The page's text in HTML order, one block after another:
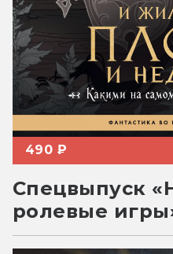
490 ₽
Спецвыпуск
ролевые